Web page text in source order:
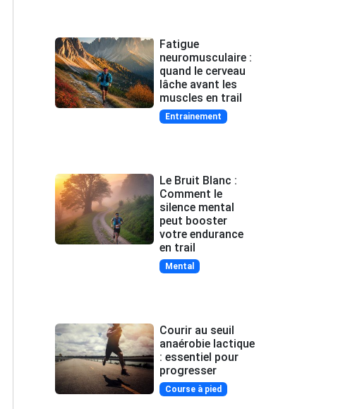
Fatigue
neuromusculaire :
quand le cerveau
lâche avant les
muscles en trail
Entrainement
Le Bruit Blanc :
Comment le
silence mental
peut booster
votre endurance
en trail
Mental
Courir au seuil
anaérobie lactique
: essentiel pour
progresser
Course à pied